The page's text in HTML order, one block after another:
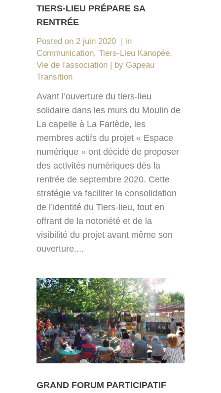
TIERS-LIEU PRÉPARE SA
RENTRÉE
Posted on 2 juin 2020
in
Communication, Tiers-Lieu Kanopée,
Vie de l'association
by Gapeau
Transition
Avant l’ouverture du tiers-lieu
solidaire dans les murs du Moulin de
La capelle à La Farlède, les
membres actifs du projet « Espace
numérique » ont décidé de proposer
des activités numériques dès la
rentrée de septembre 2020. Cette
stratégie va faciliter la consolidation
de l’identité du Tiers-lieu, tout en
offrant de la notoriété et de la
visibilité du projet avant même son
ouverture....
GRAND FORUM PARTICIPATIF